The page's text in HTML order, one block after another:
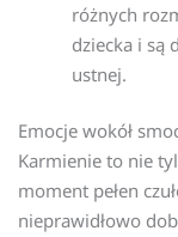
różnych
dziecka i są
ustnej.
Emocje wokół
Karmienie to nie
moment pełen
nieprawidłowo